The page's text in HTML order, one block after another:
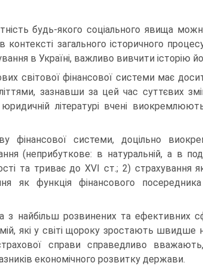
будь-якого соціаль­ного явища
контексті загального історичного
в Україні, важливо вивчити історію
світової фінансової системи має
зазнавши за цей час суттєвих
літературі вчені
фінансової системи, до­цільно
(неприбуткове: в натуральній, а в
та триває до XVI ст.; 2) страхування
як функція фінансового
з найбільш розвинених та ефективних
які у світі щороку зростають швидше
справи справедливо
економічного розвитку держави.